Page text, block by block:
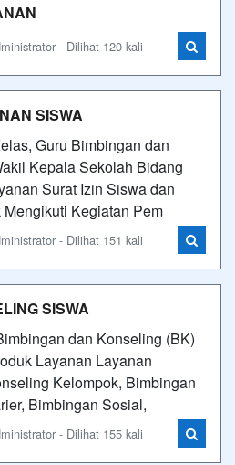
- Dilihat 120 kali
SISWA
Guru Bimbingan dan
Kepala Sekolah Bidang
Surat Izin Siswa dan
Kegiatan Pem
- Dilihat 151 kali
SISWA
dan Konseling (BK)
Layanan Layanan
Kelompok, Bimbingan
Bimbingan Sosial,
- Dilihat 155 kali